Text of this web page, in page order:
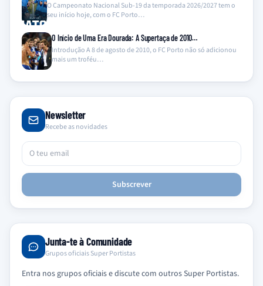
O Campeonato Nacional Sub-19 da temporada 2026/2027 tem o
seu início hoje, com o FC Porto…
O Início de Uma Era Dourada: A Supertaça de 2010…
Introdução A 8 de agosto de 2010, o FC Porto não só adicionou
mais um troféu…
Newsletter
Recebe as novidades
Subscrever
Junta-te à Comunidade
Grupos oficiais Super Portistas
Entra nos grupos oficiais e discute com outros Super Portistas.